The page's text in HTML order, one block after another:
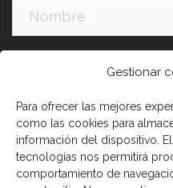
Gestionar
Para ofrecer las mejores
como las cookies para
información del dispositivo.
tecnologías nos permitirá
comportamiento de